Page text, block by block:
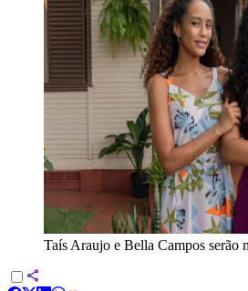
Taís Araujo e Bella Campos serão